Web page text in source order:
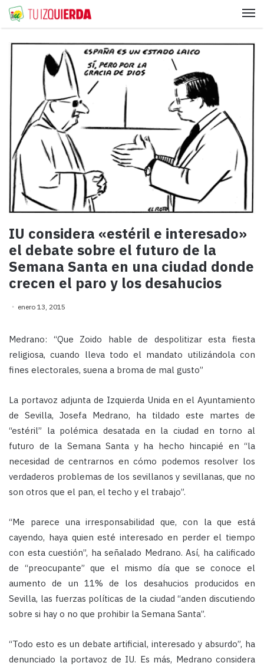
IU considera «estéril e interesado»
el debate sobre el futuro de la
Semana Santa en una ciudad donde
crecen el paro y los desahucios
enero 13, 2015
Medrano: “Que Zoido hable de despolitizar esta fiesta
religiosa, cuando lleva todo el mandato utilizándola con
fines electorales, suena a broma de mal gusto”
La portavoz adjunta de Izquierda Unida en el Ayuntamiento
de Sevilla, Josefa Medrano, ha tildado este martes de
“estéril” la polémica desatada en la ciudad en torno al
futuro de la Semana Santa y ha hecho hincapié en “la
necesidad de centrarnos en cómo podemos resolver los
verdaderos problemas de los sevillanos y sevillanas, que no
son otros que el pan, el techo y el trabajo”.
“Me parece una irresponsabilidad que, con la que está
cayendo, haya quien esté interesado en perder el tiempo
con esta cuestión”, ha señalado Medrano. Así, ha calificado
de “preocupante” que el mismo día que se conoce el
aumento de un 11% de los desahucios producidos en
Sevilla, las fuerzas políticas de la ciudad “anden discutiendo
sobre si hay o no que prohibir la Semana Santa”.
“Todo esto es un debate artificial, interesado y absurdo”, ha
denunciado la portavoz de IU. Es más, Medrano considera